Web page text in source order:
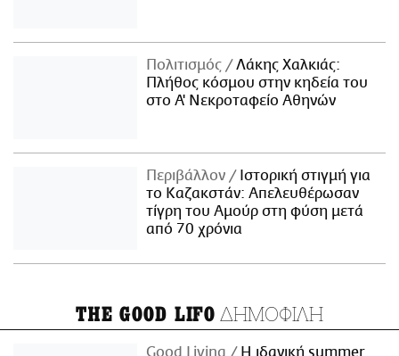
Πολιτισμός
Λάκης Χαλκιάς:
Πλήθος κόσμου στην κηδεία του
στο Α' Νεκροταφείο Αθηνών
Περιβάλλον
Ιστορική στιγμή για
το Καζακστάν: Απελευθέρωσαν
τίγρη του Αμούρ στη φύση μετά
από 70 χρόνια
THE GOOD LIFO ΔΗΜΟΦΙΛΗ
Good Living
Η ιδανική summer